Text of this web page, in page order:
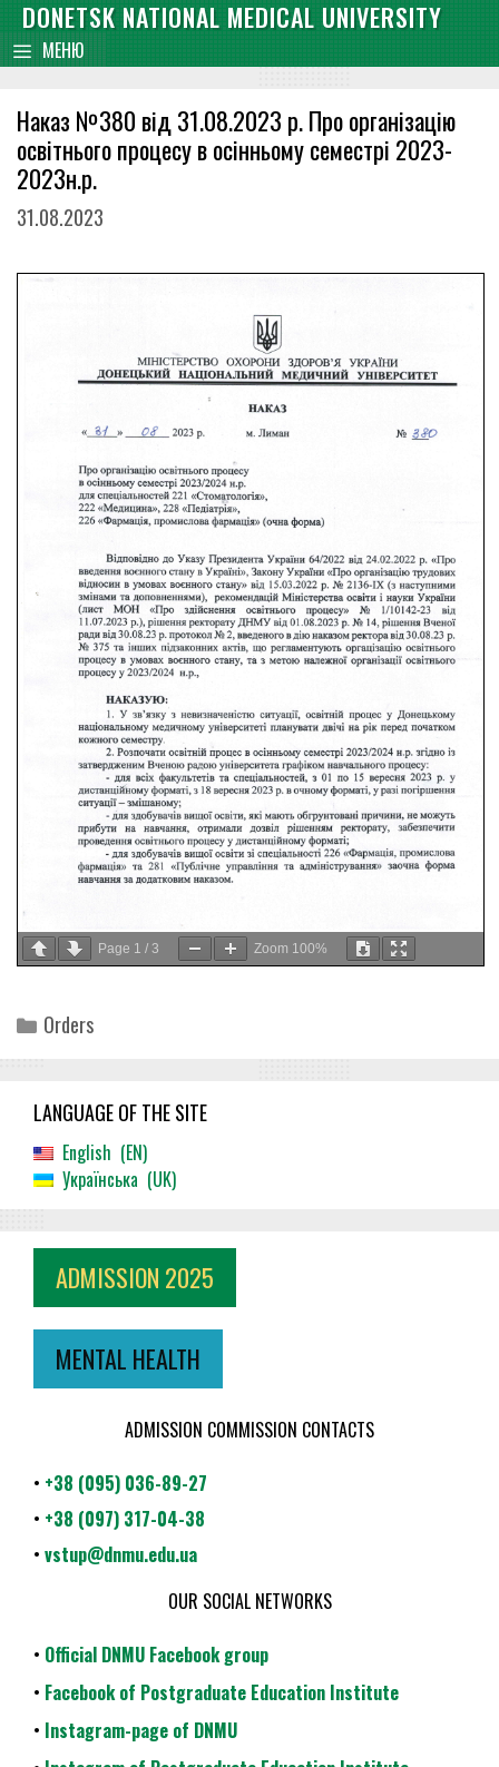
content
Skip
to
content
DONETSK NATIONAL MEDICAL UNIVERSITY
МЕНЮ
Наказ №380 від 31.08.2023 р. Про організацію
освітнього процесу в осінньому семестрі 2023-
2023н.р.
31.08.2023
Page 1 / 3 Zoom 100%
Categories
Orders
LANGUAGE OF THE SITE
English
EN
Українська
UK
ADMISSION 2025
MENTAL HEALTH
ADMISSION COMMISSION CONTACTS
• +38 (095) 036-89-27
• +38 (097) 317-04-38
• vstup@dnmu.edu.ua
OUR SOCIAL NETWORKS
• Official DNMU Facebook group
• Facebook of Postgraduate Education Institute
• Instagram-page of DNMU